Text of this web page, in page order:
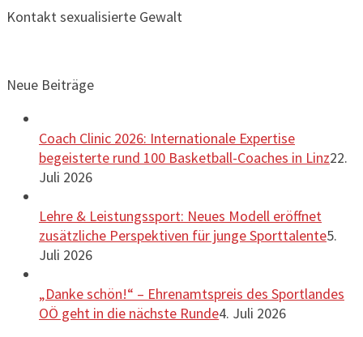
Kontakt sexualisierte Gewalt
Neue Beiträge
Coach Clinic 2026: Internationale Expertise
begeisterte rund 100 Basketball-Coaches in Linz22.
Juli 2026
Lehre & Leistungssport: Neues Modell eröffnet
zusätzliche Perspektiven für junge Sporttalente5.
Juli 2026
„Danke schön!“ – Ehrenamtspreis des Sportlandes
OÖ geht in die nächste Runde4. Juli 2026